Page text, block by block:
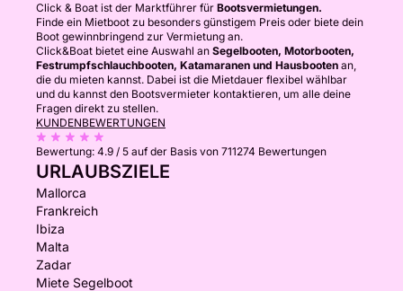
Click & Boat ist der Marktführer für Bootsvermietungen.
Finde ein Mietboot zu besonders günstigem Preis oder biete dein
Boot gewinnbringend zur Vermietung an.
Click&Boat bietet eine Auswahl an Segelbooten, Motorbooten,
Festrumpfschlauchbooten, Katamaranen und Hausbooten an,
die du mieten kannst. Dabei ist die Mietdauer flexibel wählbar
und du kannst den Bootsvermieter kontaktieren, um alle deine
Fragen direkt zu stellen.
KUNDENBEWERTUNGEN
Bewertung: 4.9 / 5 auf der Basis von 711274 Bewertungen
URLAUBSZIELE
Mallorca
Frankreich
Ibiza
Malta
Zadar
Miete Segelboot